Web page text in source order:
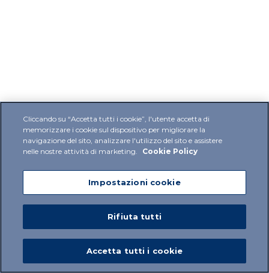
Cliccando su “Accetta tutti i cookie”, l'utente accetta di
memorizzare i cookie sul dispositivo per migliorare la
navigazione del sito, analizzare l'utilizzo del sito e assistere
nelle nostre attività di marketing.
Cookie Policy
Impostazioni cookie
Rifiuta tutti
Accetta tutti i cookie